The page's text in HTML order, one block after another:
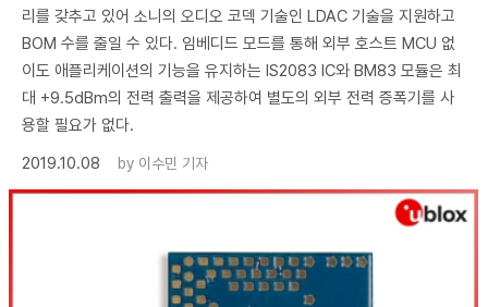
리를 갖추고 있어 소니의 오디오 코덱 기술인 LDAC 기술을 지원하고
BOM 수를 줄일 수 있다. 임베디드 모드를 통해 외부 호스트 MCU 없
이도 애플리케이션의 기능을 유지하는 IS2083 IC와 BM83 모듈은 최
대 +9.5dBm의 전력 출력을 제공하여 별도의 외부 전력 증폭기를 사
용할 필요가 없다.
2019.10.08
by 이수민 기자